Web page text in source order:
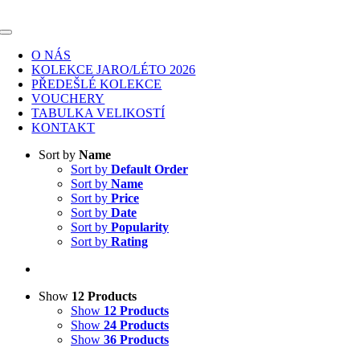
to
Toggle
Navigation
O NÁS
KOLEKCE JARO/LÉTO 2026
PŘEDEŠLÉ KOLEKCE
VOUCHERY
TABULKA VELIKOSTÍ
KONTAKT
Sort by Name
Sort by Default Order
Sort by Name
Sort by Price
Sort by Date
Sort by Popularity
Sort by Rating
Show 12 Products
Show 12 Products
Show 24 Products
Show 36 Products